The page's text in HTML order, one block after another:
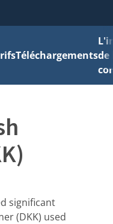
Téléchargementsde
significant
(DKK) used